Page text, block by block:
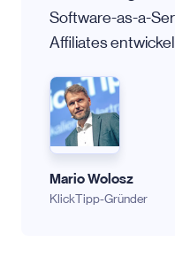
Software-as-a-
Affiliates
Mario Wolosz
KlickTipp-Gründer